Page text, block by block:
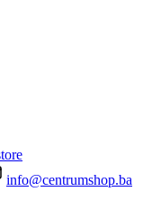
info@centrumshop.ba